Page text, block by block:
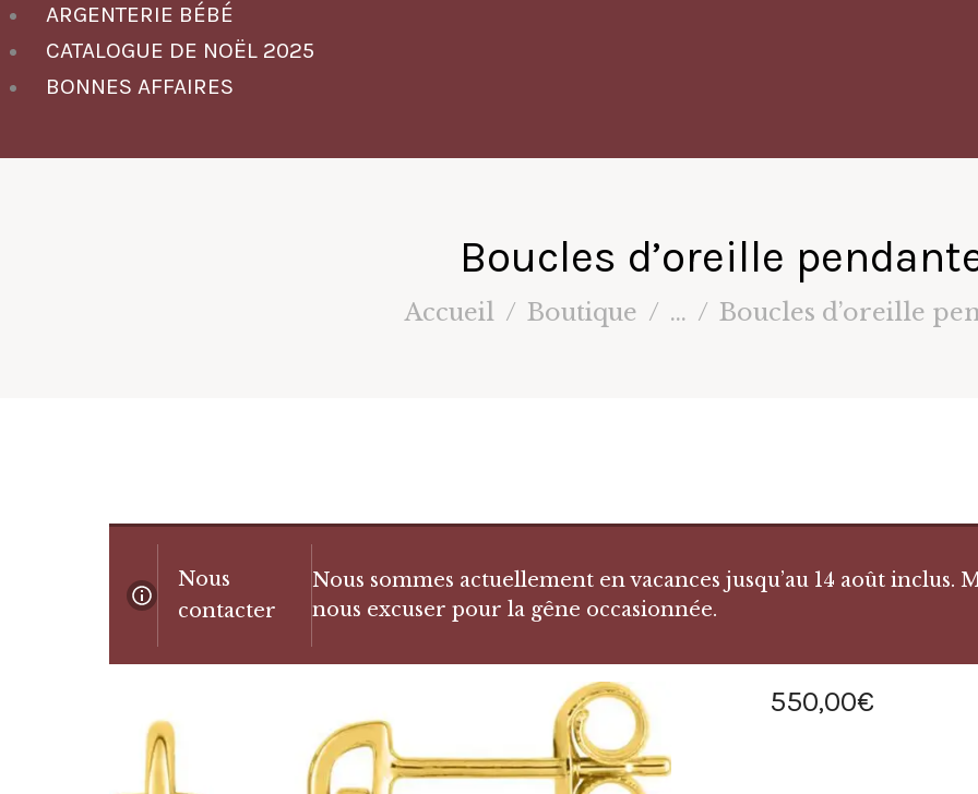
ARGENTERIE BÉBÉ
CATALOGUE DE NOËL 2025
BONNES AFFAIRES
Boucles d’oreille
Accueil Boutique ... Boucles d’oreille
Nous
contacter
Nous sommes actuellement en vacances jusqu’au 14 août
nous excuser pour la gêne occasionnée.
550,00€